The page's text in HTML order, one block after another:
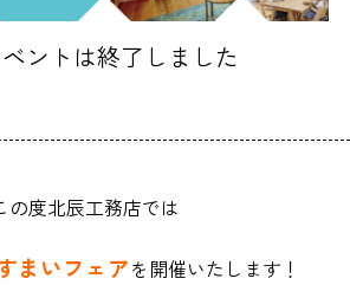
ントは終了しました
の度北辰工務店では
まいフェアを開催いたします！